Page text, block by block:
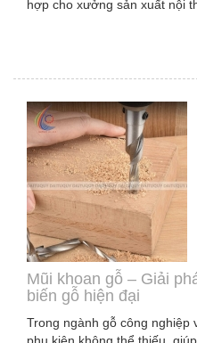
hợp cho xưởng sản xuất nội
Mũi khoan gỗ – Giải
biến gỗ hiện đại
Trong ngành gỗ công nghiệp